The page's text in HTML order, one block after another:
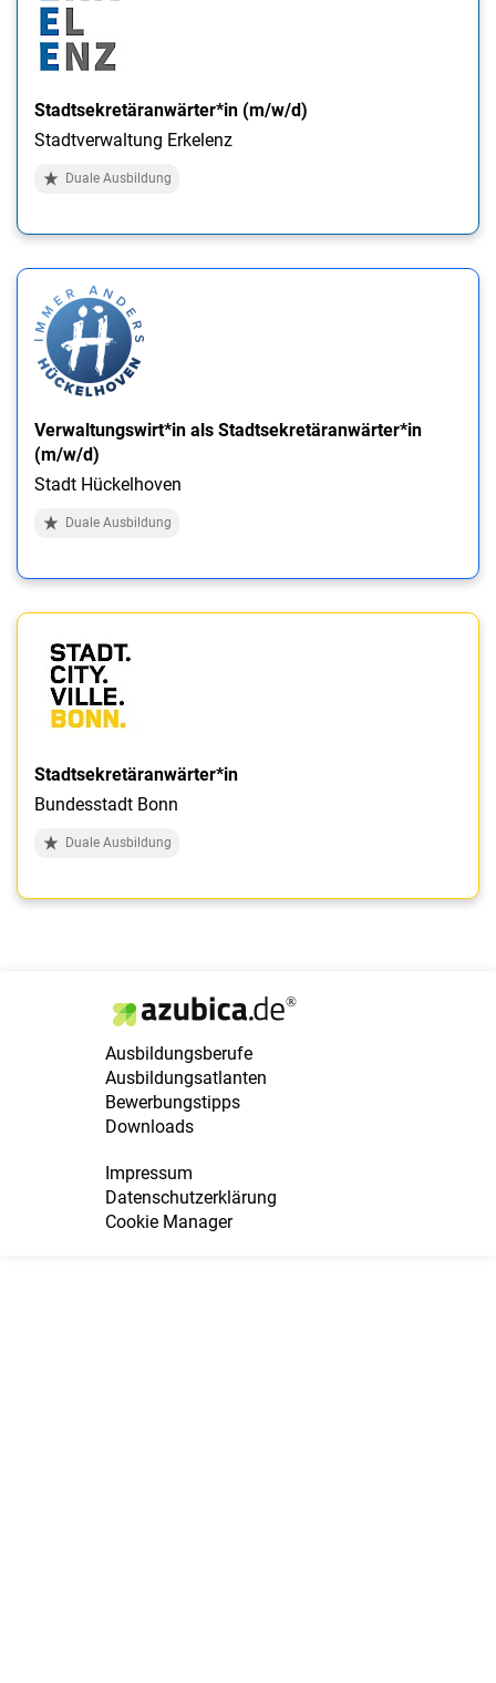
Stadtsekretäranwärter*in (m/w/d)
Stadtverwaltung Erkelenz
Duale Ausbildung
Verwaltungswirt*in als Stadtsekretäranwärter*in
(m/w/d)
Stadt Hückelhoven
Duale Ausbildung
Stadtsekretäranwärter*in
Bundesstadt Bonn
Duale Ausbildung
Ausbildungsberufe
Ausbildungsatlanten
Bewerbungstipps
Downloads
Impressum
Datenschutzerklärung
Cookie Manager